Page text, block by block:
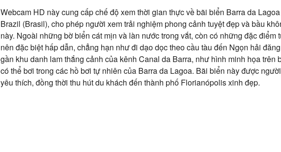
Webcam HD này cung cấp chế độ xem thời gian thực về bãi biển Barra da
Brazil (Brasil), cho phép người xem trải nghiệm phong cảnh tuyệt đẹp và bầu
này. Ngoài những bờ biển cát mịn và làn nước trong vắt, còn có những đặc
nên đặc biệt hấp dẫn, chẳng hạn như đi dạo dọc theo cầu tàu đến Ngọn hải
gần khu danh lam thắng cảnh của kênh Canal da Barra, như hình minh họa
có thể bơi trong các hồ bơi tự nhiên của Barra da Lagoa. Bãi biển này được
yêu thích, đồng thời thu hút du khách đến thành phố Florianópolis xinh đẹp.